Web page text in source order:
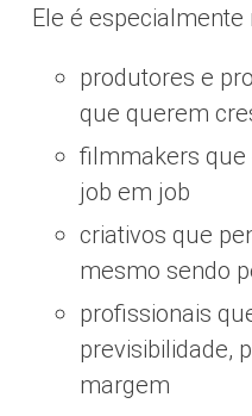
Ele é especialmente
produtores e
que querem
filmmakers que
job em job
criativos que
mesmo sendo
profissionais
previsibilidade,
margem